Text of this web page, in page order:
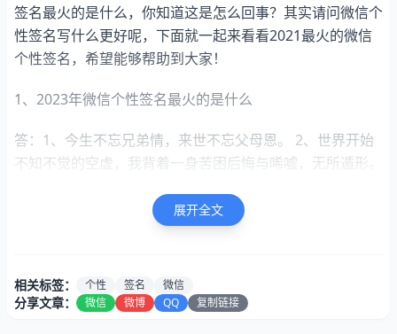
签名最火的是什么，你知道这是怎么回事？其实请问微信个
性签名写什么更好呢，下面就一起来看看2021最火的微信
个性签名，希望能够帮助到大家！
1、2023年微信个性签名最火的是什么
答：1、今生不忘兄弟情，来世不忘父母恩。 2、世界开始
不知不觉的空虚，我背着一身苦困后悔与唏嘘，无所遁形。
热的时候，是因为他在为另一个人赴汤蹈火。 5、我发现我
比想象中爱你，只是一时不…
-积极向上类型的：
展开全文
相关标签： 个性 签名 微信
分享文章： 微信 微博 QQ 复制链接